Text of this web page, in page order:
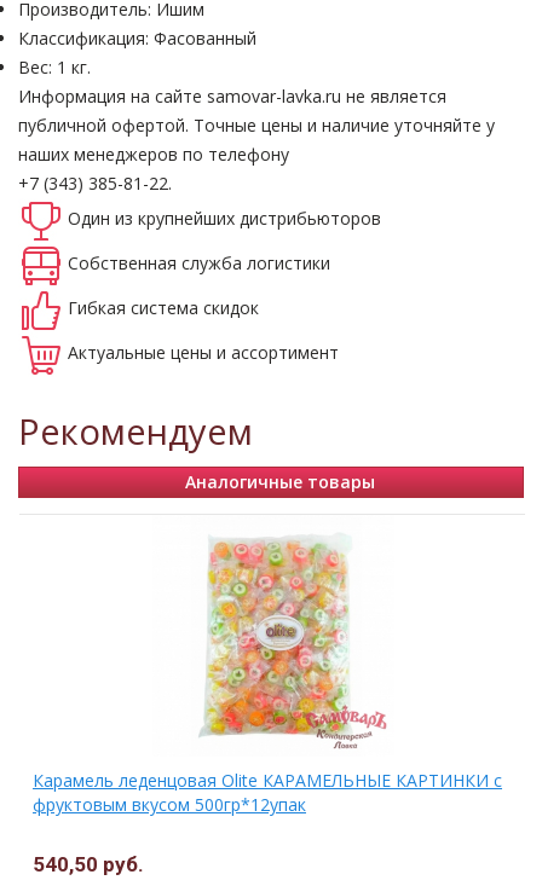
Производитель: Ишим
Классификация: Фасованный
Вес: 1 кг.
Информация на сайте samovar-lavka.ru не является
публичной офертой. Точные цены и наличие уточняйте у
наших менеджеров по телефону
+7 (343) 385-81-22.
Один из крупнейших дистрибьюторов
Собственная служба логистики
Гибкая система скидок
Актуальные цены и ассортимент
Рекомендуем
Аналогичные товары
Карамель леденцовая Olite КАРАМЕЛЬНЫЕ КАРТИНКИ с
фруктовым вкусом 500гр*12упак
540,50 руб.